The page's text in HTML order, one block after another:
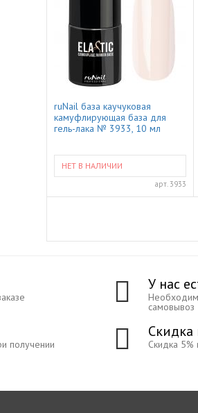
ruNail база каучуковая
камуфлирующая база для
гель-лака № 3933, 10 мл
НЕТ В НАЛИЧИИ
арт. 3933
У нас
самовывоз
получении
Скидка
Скидка